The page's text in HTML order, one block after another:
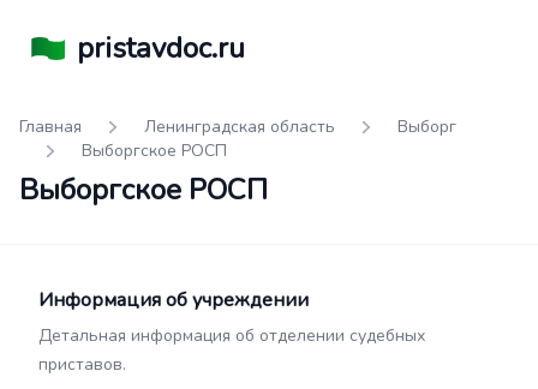
pristavdoc.ru
Главная Ленинградская область
Выборг
Выборгское РОСП
Выборгское РОСП
Информация об учреждении
Детальная информация об отделении судебных
приставов.